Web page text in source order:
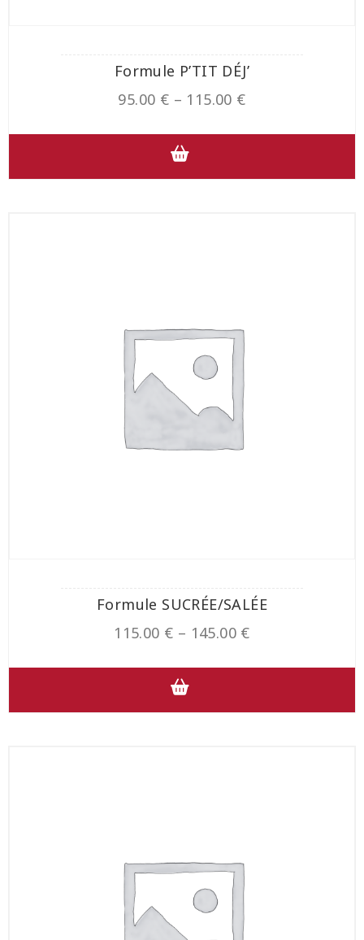
Formule P’TIT DÉJ’
95.00 € – 115.00 €
Formule SUCRÉE/SALÉE
115.00 € – 145.00 €